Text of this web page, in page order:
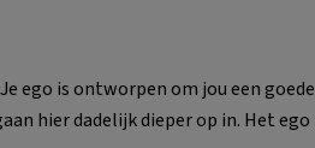
ego is ontworpen om jou een goede
hier dadelijk dieper op in. Het ego